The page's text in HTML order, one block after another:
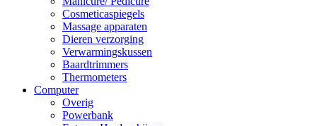
Cosmeticaspiegels
Massage apparaten
Dieren verzorging
Verwarmingskussen
Baardtrimmers
Thermometers
Computer
Overig
Powerbank